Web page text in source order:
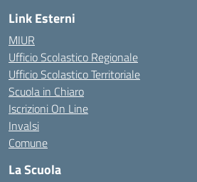
Link Esterni
MIUR
Ufficio Scolastico Regionale
Ufficio Scolastico Territoriale
Scuola in Chiaro
Iscrizioni On Line
Invalsi
Comune
La Scuola